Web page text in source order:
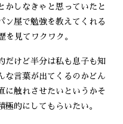
かしなきゃと思っていたと
ン屋で勉強を教えてくれる
見てワクワク。
だけど半分は私も息子も知
な言葉が出てくるのかどん
に触れさせたいというかそ
極的にしてもらいたい。